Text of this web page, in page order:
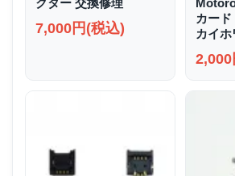
クター 交換修理
7,000円(税込)
カー
カイホ
2,000